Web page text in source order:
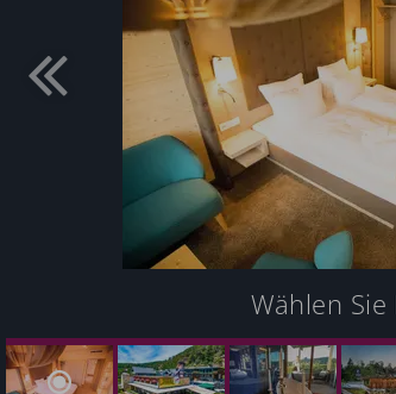
Wählen